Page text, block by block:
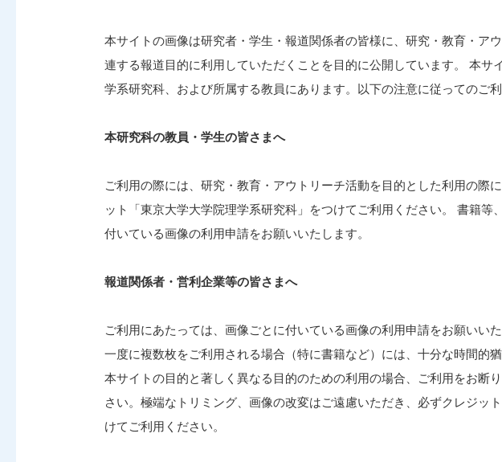
本サイトの画像は研究者・学生・報道関係者の皆様に、研究・教育・ア
連する報道目的に利用していただくことを目的に公開しています。 本サ
学系研究科、および所属する教員にあります。以下の注意に従ってのご
本研究科の教員・学生の皆さまへ
ご利用の際には、研究・教育・アウトリーチ活動を目的とした利用の際
ット「東京大学大学院理学系研究科」をつけてご利用ください。 書籍等
付いている画像の利用申請をお願いいたします。
報道関係者・営利企業等の皆さまへ
ご利用にあたっては、画像ごとに付いている画像の利用申請をお願いいた
一度に複数枚をご利用される場合（特に書籍など）には、十分な時間的
本サイトの目的と著しく異なる目的のための利用の場合、ご利用をお断
さい。極端なトリミング、画像の改変はご遠慮いただき、必ずクレジッ
けてご利用ください。